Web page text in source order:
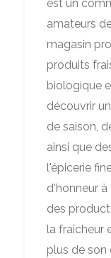
est un
amateurs
magasin
produits
biologique
découvrir
de saison,
ainsi que
l'épicerie
d'honneur
des
la fraîcheur
plus de son